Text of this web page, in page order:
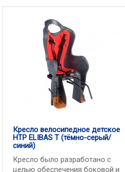
Кресло велосипедное детское
HTP ELIBAS T (тёмно-серый/
синий)
Кресло было разработано с
целью обеспечения боковой и